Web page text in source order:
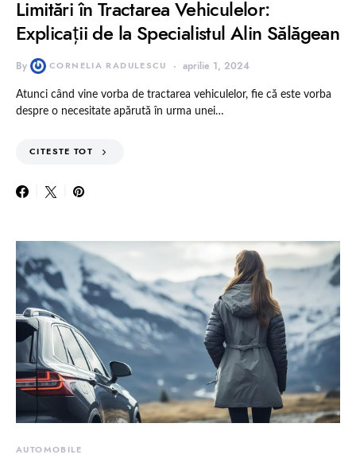
Limitări în Tractarea Vehiculelor:
Explicații de la Specialistul Alin Sălăgean
By CORNELIA RADULESCU aprilie 1, 2024
Atunci când vine vorba de tractarea vehiculelor, fie că este vorba
despre o necesitate apărută în urma unei…
CITESTE TOT
AUTOMOBILE